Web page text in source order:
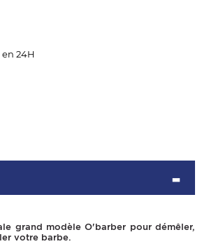
24H
grand modèle O'barber pour démêler,
votre barbe.